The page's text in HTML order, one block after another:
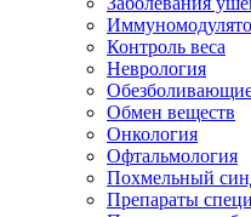
Контроль веса
Неврология
Обезболивающие
Обмен веществ
Онкология
Офтальмология
Похмельный
Препараты